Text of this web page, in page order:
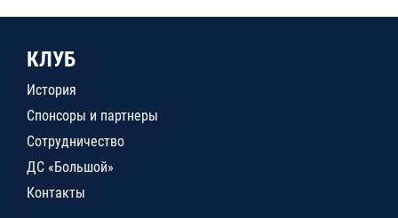
КЛУБ
История
Спонсоры и партнеры
Сотрудничество
ДС «Большой»
Контакты